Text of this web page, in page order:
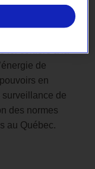
obligatoires aux
loi confère à la
de
en
surveillance de
des normes
au Québec.